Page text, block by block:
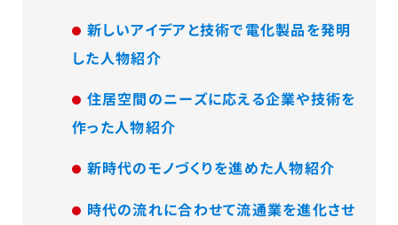
新しいアイデアと技術で電化製品を発明
した人物紹介
住居空間のニーズに応える企業や技術を
作った人物紹介
新時代のモノづくりを進めた人物紹介
時代の流れに合わせて流通業を進化させ